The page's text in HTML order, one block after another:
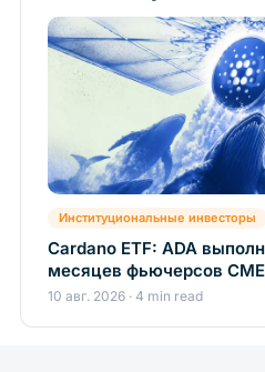
Институциональные инвесторы
Cardano ETF: ADA
месяцев фьючерсов CME
10 авг. 2026 · 4 min read